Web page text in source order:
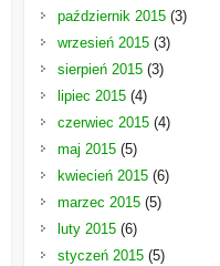
październik 2015(3)
wrzesień 2015(3)
sierpień 2015(3)
lipiec 2015(4)
czerwiec 2015(4)
maj 2015(5)
kwiecień 2015(6)
marzec 2015(5)
luty 2015(6)
styczeń 2015(5)